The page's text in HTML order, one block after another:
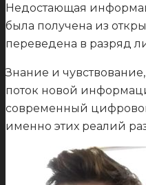
Недостающая
была получена из
переведена в разряд
Знание и
поток новой
современный
именно этих реалий